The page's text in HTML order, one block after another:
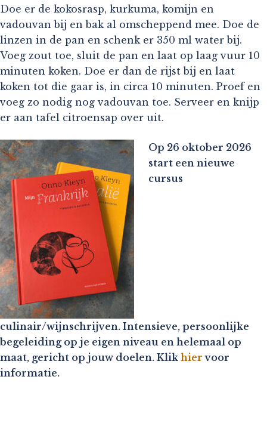
Doe er de kokosrasp, kurkuma, komijn en
vadouvan bij en bak al omscheppend mee. Doe de
linzen in de pan en schenk er 350 ml water bij.
Voeg zout toe, sluit de pan en laat op laag vuur 10
minuten koken. Doe er dan de rijst bij en laat
koken tot die gaar is, in circa 10 minuten. Proef en
voeg zo nodig nog vadouvan toe. Serveer en knijp
er aan tafel citroensap over uit.
Op 26 oktober 2026
start een nieuwe
cursus
culinair/wijnschrijven. Intensieve, persoonlijke
begeleiding op je eigen niveau en helemaal op
maat, gericht op jouw doelen. Klik hier voor
informatie.